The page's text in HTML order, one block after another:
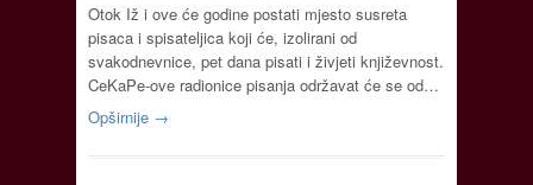
Otok Iž i ove će godine postati mjesto susreta
pisaca i spisateljica koji će, izolirani od
svakodnevnice, pet dana pisati i živjeti književnost.
CeKaPe-ove radionice pisanja održavat će se od…
Opširnije →